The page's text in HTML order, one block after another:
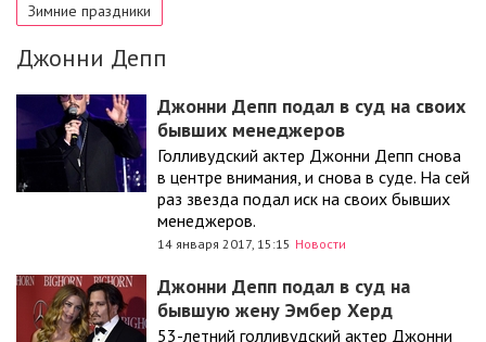
Зимние праздники
Джонни Депп
Джонни Депп подал в суд на своих
бывших менеджеров
Голливудский актер Джонни Депп снова
в центре внимания, и снова в суде. На сей
раз звезда подал иск на своих бывших
менеджеров.
14 января 2017, 15:15 Новости
Джонни Депп подал в суд на
бывшую жену Эмбер Херд
53-летний голливудский актер Джонни